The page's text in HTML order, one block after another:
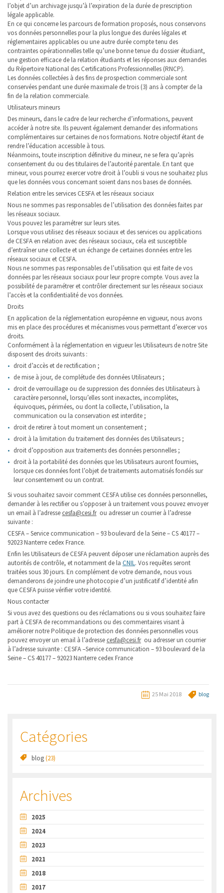
l’objet d’un archivage jusqu’à l’expiration de la durée de prescription
légale applicable.
En ce qui concerne les parcours de formation proposés, nous conservons
vos données personnelles pour la plus longue des durées légales et
réglementaires applicables ou une autre durée compte tenu des
contraintes opérationnelles telle qu’une bonne tenue du dossier étudiant,
une gestion efficace de la relation étudiants et les réponses aux demandes
du Répertoire National des Certifications Professionnelles (RNCP).
Les données collectées à des fins de prospection commerciale sont
conservées pendant une durée maximale de trois (3) ans à compter de la
fin de la relation commerciale.
Utilisateurs mineurs
Des mineurs, dans le cadre de leur recherche d’informations, peuvent
accéder à notre site. Ils peuvent également demander des informations
complémentaires sur certaines de nos formations. Notre objectif étant de
rendre l’éducation accessible à tous.
Néanmoins, toute inscription définitive du mineur, ne se fera qu’après
consentement du ou des titulaires de l’autorité parentale. En tant que
mineur, vous pourrez exercer votre droit à l’oubli si vous ne souhaitez plus
que les données vous concernant soient dans nos bases de données.
Relation entre les services CESFA et les réseaux sociaux
Nous ne sommes pas responsables de l’utilisation des données faites par
les réseaux sociaux.
Vous pouvez les paramétrer sur leurs sites.
Lorsque vous utilisez des réseaux sociaux et des services ou applications
de CESFA en relation avec des réseaux sociaux, cela est susceptible
d’entraîner une collecte et un échange de certaines données entre les
réseaux sociaux et CESFA.
Nous ne sommes pas responsables de l’utilisation qui est faite de vos
données par les réseaux sociaux pour leur propre compte. Vous avez la
possibilité de paramétrer et contrôler directement sur les réseaux sociaux
l’accès et la confidentialité de vos données.
Droits
En application de la réglementation européenne en vigueur, nous avons
mis en place des procédures et mécanismes vous permettant d’exercer vos
droits.
Conformément à la réglementation en vigueur les Utilisateurs de notre Site
disposent des droits suivants :
droit d’accès et de rectification ;
de mise à jour, de complétude des données Utilisateurs ;
droit de verrouillage ou de suppression des données des Utilisateurs à
caractère personnel, lorsqu’elles sont inexactes, incomplètes,
équivoques, périmées, ou dont la collecte, l’utilisation, la
communication ou la conservation est interdite ;
droit de retirer à tout moment un consentement ;
droit à la limitation du traitement des données des Utilisateurs ;
droit d’opposition aux traitements des données personnelles ;
droit à la portabilité des données que les Utilisateurs auront fournies,
lorsque ces données font l’objet de traitements automatisés fondés sur
leur consentement ou un contrat.
Si vous souhaitez savoir comment CESFA utilise ces données personnelles,
demander à les rectifier ou s’opposer à un traitement vous pouvez envoyer
un email à l’adresse cesfa@cesi.frou adresser un courrier à l’adresse
suivante :
CESFA – Service communication – 93 boulevard de la Seine – CS 40177 –
92023 Nanterre cedex France.
Enfin les Utilisateurs de CESFA peuvent déposer une réclamation auprès des
autorités de contrôle, et notamment de la CNIL. Vos requêtes seront
traitées sous 30 jours. En complément de votre demande, nous vous
demanderons de joindre une photocopie d’un justificatif d’identité afin
que CESFA puisse vérifier votre identité.
Nous contacter
Si vous avez des questions ou des réclamations ou si vous souhaitez faire
part à CESFA de recommandations ou des commentaires visant à
améliorer notre Politique de protection des données personnelles vous
pouvez envoyer un email à l’adresse cesfa@cesi.frou adresser un courrier
à l’adresse suivante : CESFA –Service communication – 93 boulevard de la
Seine – CS 40177 – 92023 Nanterre cedex France
25 Mai 2018 blog
Catégories
blog(23)
Archives
2025
2024
2023
2021
2018
2017